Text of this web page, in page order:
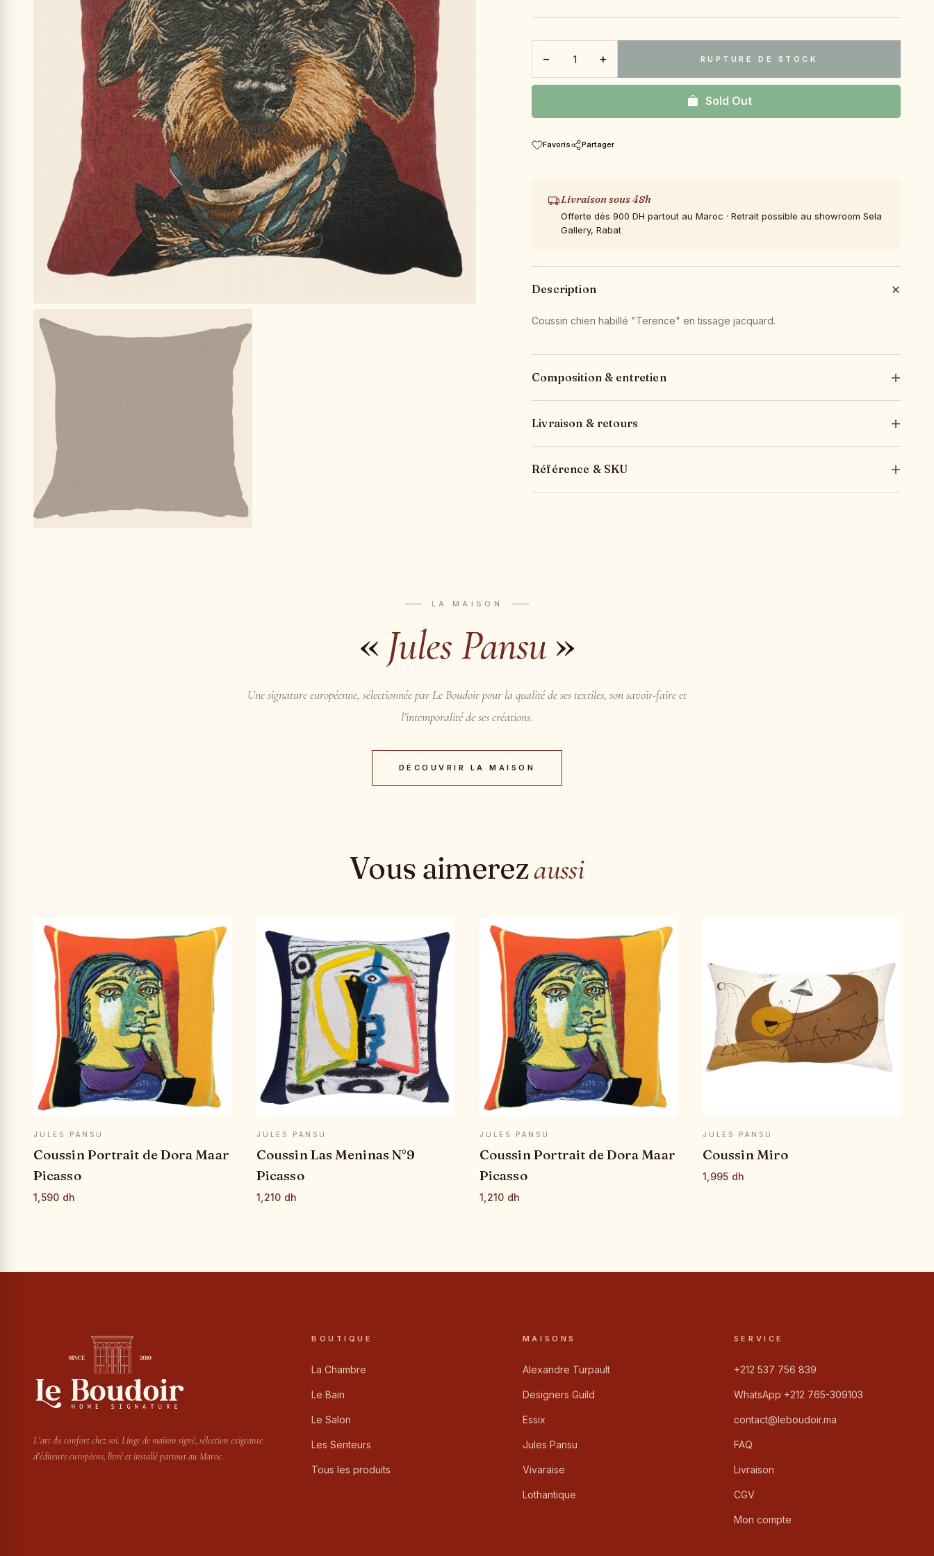
− + RUPTURE DE STOCK
Sold Out
Favoris Partager
Livraison sous 48h
Offerte dès 900 DH partout au Maroc · Retrait possible au showroom Sela
Gallery, Rabat
Description
Coussin chien habillé "Terence" en tissage jacquard.
Composition & entretien
Livraison & retours
Référence & SKU
LA MAISON
« Jules Pansu»
Une signature européenne, sélectionnée par Le Boudoir pour la qualité de ses textiles, son savoir-faire et
l’intemporalité de ses créations.
DÉCOUVRIR LA MAISON
Vous aimerezaussi
APERÇU RAPIDE
JULES PANSU
Coussin Portrait de Dora Maar
Picasso
1,590 dh
APERÇU RAPIDE
JULES PANSU
Coussin Las Meninas N°9
Picasso
1,210 dh
APERÇU RAPIDE
JULES PANSU
Coussin Portrait de Dora Maar
Picasso
1,210 dh
APERÇU RAPIDE
JULES PANSU
Coussin Miro
1,995 dh
L’art du confort chez soi. Linge de maison signé, sélection exigeante
d’éditeurs européens, livré et installé partout au Maroc.
BOUTIQUE
La Chambre
Le Bain
Le Salon
Les Senteurs
Tous les produits
MAISONS
Alexandre Turpault
Designers Guild
Essix
Jules Pansu
Vivaraise
Lothantique
SERVICE
+212 537 756 839
WhatsApp +212 765-309103
contact@leboudoir.ma
FAQ
Livraison
CGV
Mon compte